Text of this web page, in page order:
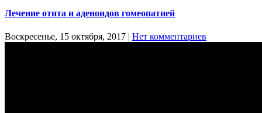
Лечение отита и аденоидов гомеопатией
Воскресенье, 15 октября, 2017 | Нет комментариев